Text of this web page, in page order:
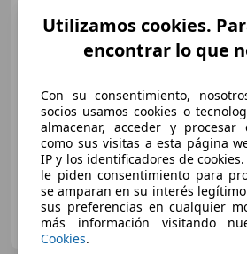
€
08/2025 6.269 km
Electro/
135 kW (184 CV)
DOMINGO ALONSO OCASIÓN
ES-35019 LAS PALMAS DE GRAN CANARIA
Utilizamos cookies.
encontrar lo que
Con su consentimiento,
socios usamos cookies o
almacenar, acceder y procesar
como sus visitas a esta página
IP y los identificadores de
le piden consentimiento para
se amparan en su interés
sus preferencias en cualquier
más información visitando
Cookies.